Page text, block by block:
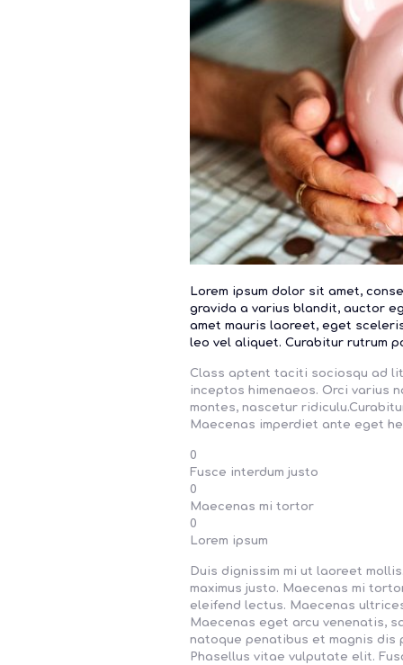
Lorem ipsum dolor sit amet,
gravida a varius blandit, auctor
amet mauris laoreet, eget
leo vel aliquet. Curabitur rutrum
Class aptent taciti sociosqu ad
inceptos himenaeos. Orci varius
montes, nascetur
Maecenas imperdiet ante eget
0
Fusce interdum justo
0
Maecenas mi tortor
0
Lorem ipsum
Duis dignissim mi ut laoreet
maximus justo. Maecenas mi
eleifend lectus. Maecenas
Maecenas eget arcu venenatis,
natoque penatibus et magnis dis
Phasellus vitae vulputate elit.